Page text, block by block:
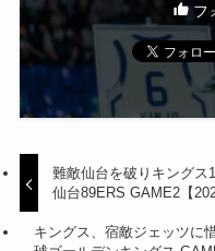
フ
難敵仙台を破りキング
仙台89ERS GAME2【
キングス、宿敵ジェッツ